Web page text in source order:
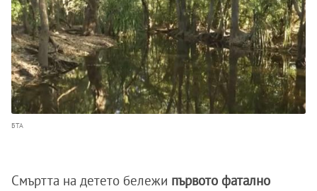
БТА
Смъртта на детето бележи първото фатално